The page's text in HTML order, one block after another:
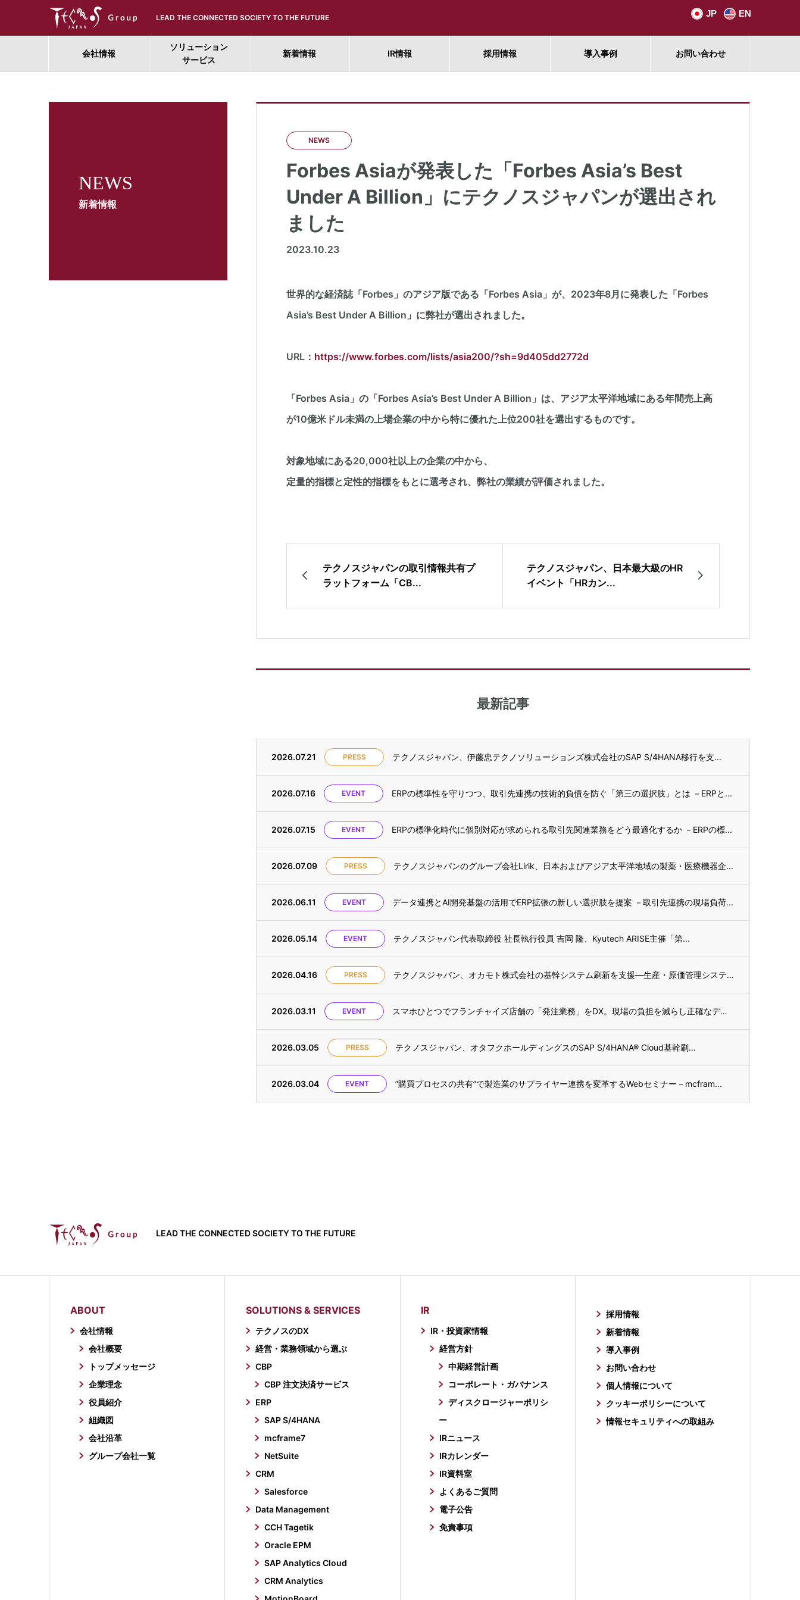
LEAD THE CONNECTED SOCIETY TO THE FUTURE JP EN
会社情報
ソリューション
サービス
新着情報 IR情報 採用情報 導入事例 お問い合わせ
NEWS
新着情報
NEWS
Forbes Asiaが発表した「Forbes Asia’s Best
Under A Billion」にテクノスジャパンが選出され
ました
2023.10.23
世界的な経済誌「Forbes」のアジア版である「Forbes Asia」が、2023年8月に発表した「Forbes
Asia’s Best Under A Billion」に弊社が選出されました。
URL： https://www.forbes.com/lists/asia200/?sh=9d405dd2772d
「Forbes Asia」の「Forbes Asia’s Best Under A Billion」は、アジア太平洋地域にある年間売上高
が10億米ドル未満の上場企業の中から特に優れた上位200社を選出するものです。
対象地域にある20,000社以上の企業の中から、
定量的指標と定性的指標をもとに選考され、弊社の業績が評価されました。
テクノスジャパンの取引情報共有プ
ラットフォーム「CB...
テクノスジャパン、日本最大級のHR
イベント「HRカン...
最新記事
2026.07.21 PRESS テクノスジャパン、伊藤忠テクノソリューションズ株式会社のSAP S/4HANA移行を支...
2026.07.16 EVENT ERPの標準性を守りつつ、取引先連携の技術的負債を防ぐ「第三の選択肢」とは －ERPと...
2026.07.15 EVENT ERPの標準化時代に個別対応が求められる取引先関連業務をどう最適化するか －ERPの標...
2026.07.09 PRESS テクノスジャパンのグループ会社Lirik、日本およびアジア太平洋地域の製薬・医療機器企...
2026.06.11 EVENT データ連携とAI開発基盤の活用でERP拡張の新しい選択肢を提案 －取引先連携の現場負荷...
2026.05.14 EVENT テクノスジャパン代表取締役 社長執行役員 吉岡 隆、Kyutech ARISE主催「第...
2026.04.16 PRESS テクノスジャパン、オカモト株式会社の基幹システム刷新を支援—生産・原価管理システム「m...
2026.03.11 EVENT スマホひとつでフランチャイズ店舗の「発注業務」をDX。現場の負担を減らし正確なデータを...
2026.03.05 PRESS テクノスジャパン、オタフクホールディングスのSAP S/4HANA® Cloud基幹刷...
2026.03.04 EVENT ”購買プロセスの共有”で製造業のサプライヤー連携を変革するWebセミナー－mcfram...
LEAD THE CONNECTED SOCIETY TO THE FUTURE
ABOUT
会社情報
会社概要
トップメッセージ
企業理念
役員紹介
組織図
会社沿革
グループ会社一覧
SOLUTIONS & SERVICES
テクノスのDX
経営・業務領域から選ぶ
CBP
CBP 注文決済サービス
ERP
SAP S/4HANA
mcframe7
NetSuite
CRM
Salesforce
Data Management
CCH Tagetik
Oracle EPM
SAP Analytics Cloud
CRM Analytics
IR
IR・投資家情報
経営方針
中期経営計画
コーポレート・ガバナンス
ディスクロージャーポリシ
ー
IRニュース
IRカレンダー
IR資料室
よくあるご質問
電子公告
免責事項
採用情報
新着情報
導入事例
お問い合わせ
個人情報について
クッキーポリシーについて
情報セキュリティへの取組み